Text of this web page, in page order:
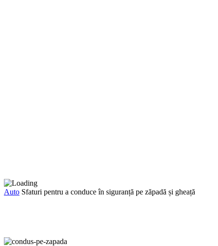
Auto Sfaturi pentru a conduce în siguranță pe zăpadă și gheață